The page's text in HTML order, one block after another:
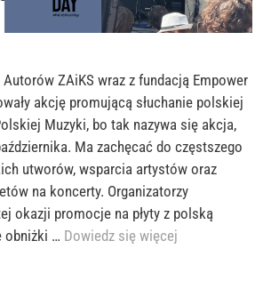
ZAiKS wraz z fundacją Empower
akcję promującą słuchanie polskiej
Muzyki, bo tak nazywa się akcja,
Ma zachęcać do częstszego
utworów, wsparcia artystów oraz
na koncerty. Organizatorzy
okazji promocje na płyty z polską
obniżki … Dowiedz się więcej